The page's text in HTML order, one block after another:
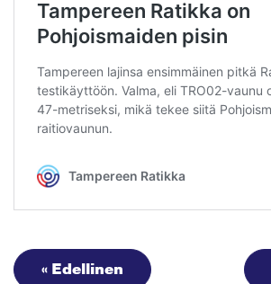
« Edellinen